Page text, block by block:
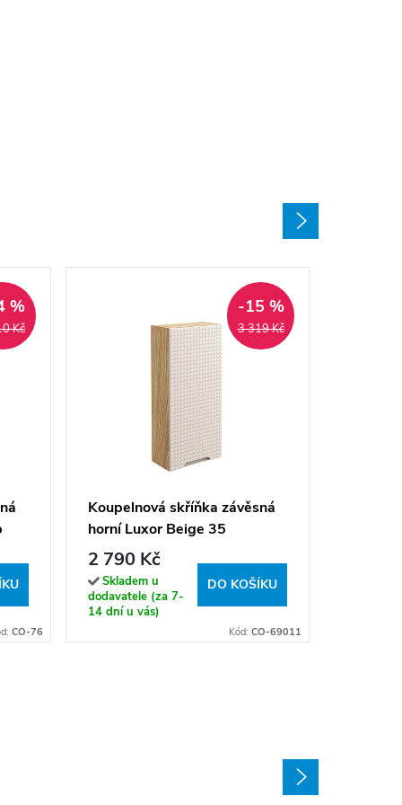
Kč
%
CO-76
3 319 Kč
-15 %
Koupelnová skříňka závěsná
horní Luxor Beige 35
béžová/dub olejovaný
2 790 Kč
Skladem u
dodavatele (za 7-
14 dní u vás)
DO KOŠÍKU
Kód: CO-69011